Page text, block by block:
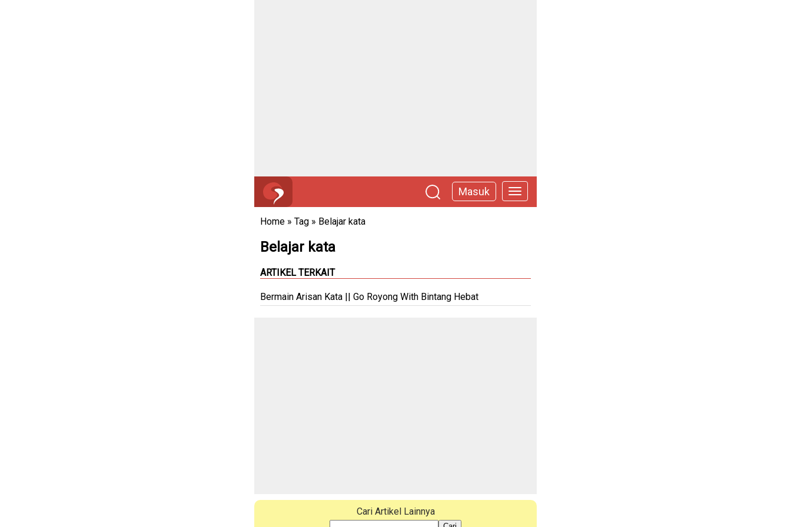
Masuk
Home » Tag » Belajar kata
Belajar kata
ARTIKEL TERKAIT
Bermain Arisan Kata || Go Royong With Bintang Hebat
Cari Artikel Lainnya